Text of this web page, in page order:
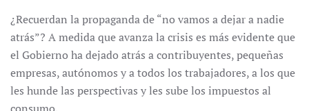
¿Recuerdan la propaganda de “no vamos a dejar a nadie
atrás”? A medida que avanza la crisis es más evidente que
el Gobierno ha dejado atrás a contribuyentes, pequeñas
empresas, autónomos y a todos los trabajadores, a los que
les hunde las perspectivas y les sube los impuestos al